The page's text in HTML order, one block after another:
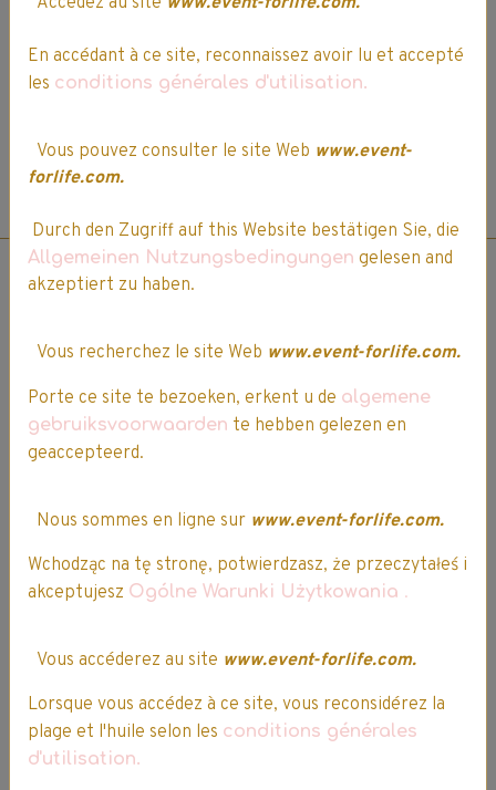
Prise de commande par
téléphone.
Difficultés pour passer votre
commande ? Nos conseillers sont
disponibles pour réaliser la prise de
commande par téléphone.
Société française
En accédant à ce site, reconnaissez avoir lu et accepté
les conditions générales d'utilisation.
Vous pouvez consulter le site Web www.event-
forlife.com.
Durch den Zugriff auf this Website bestätigen Sie, die
Allgemeinen Nutzungsbedingungen gelesen and
akzeptiert zu haben.
Vous recherchez le site Web www.event-forlife.com.
Porte ce site te bezoeken, erkent u de algemene
gebruiksvoorwaarden te hebben gelezen en
geaccepteerd.
Nous sommes en ligne sur www.event-forlife.com.
Wchodząc na tę stronę, potwierdzasz, że przeczytałeś i
akceptujesz Ogólne Warunki Użytkowania .
Vous accéderez au site www.event-forlife.com.
Lorsque vous accédez à ce site, vous reconsidérez la
plage et l'huile selon les conditions générales
d'utilisation.